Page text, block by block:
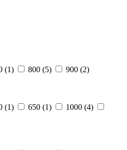
(1) 800 (5) 900 (2)
(1) 650 (1) 1000 (4)